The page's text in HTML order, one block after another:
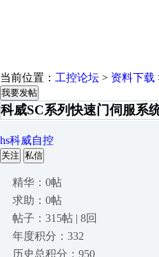
当前位置： 工控论坛 > 资料下载
我要发帖
科威SC系列快速门伺服系
hs科威自控
关注 私信
精华：0帖
求助：0帖
帖子：315帖 | 8回
年度积分：332
历史总积分：950